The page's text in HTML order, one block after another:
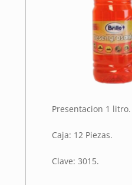
Presentacion 1 litro.
Caja: 12 Piezas.
Clave: 3015.